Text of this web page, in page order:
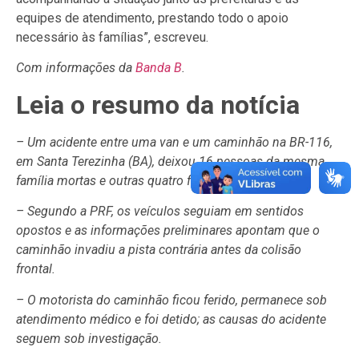
equipes de atendimento, prestando todo o apoio
necessário às famílias”, escreveu.
Com informações da Banda B.
Leia o resumo da notícia
– Um acidente entre uma van e um caminhão na BR-116,
em Santa Terezinha (BA), deixou 16 pessoas da mesma
família mortas e outras quatro feridas.
– Segundo a PRF, os veículos seguiam em sentidos
opostos e as informações preliminares apontam que o
caminhão invadiu a pista contrária antes da colisão
frontal.
– O motorista do caminhão ficou ferido, permanece sob
atendimento médico e foi detido; as causas do acidente
seguem sob investigação.